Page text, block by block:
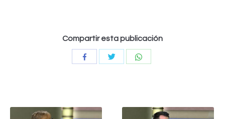
Compartir esta publicación
CompartirCompartir